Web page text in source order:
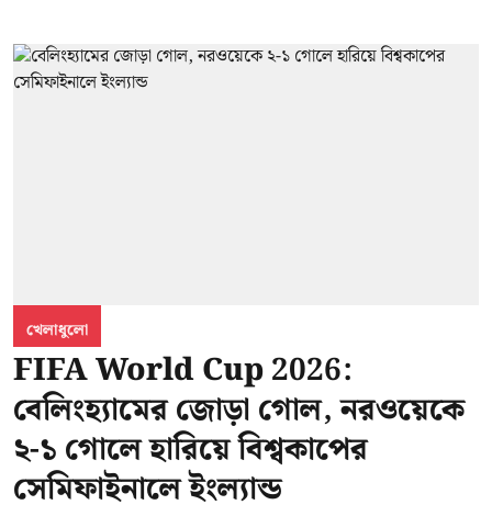
খেলাধুলো
FIFA World Cup 2026:
বেলিংহ্যামের জোড়া গোল, নরওয়েকে
২-১ গোলে হারিয়ে বিশ্বকাপের
সেমিফাইনালে ইংল্যান্ড